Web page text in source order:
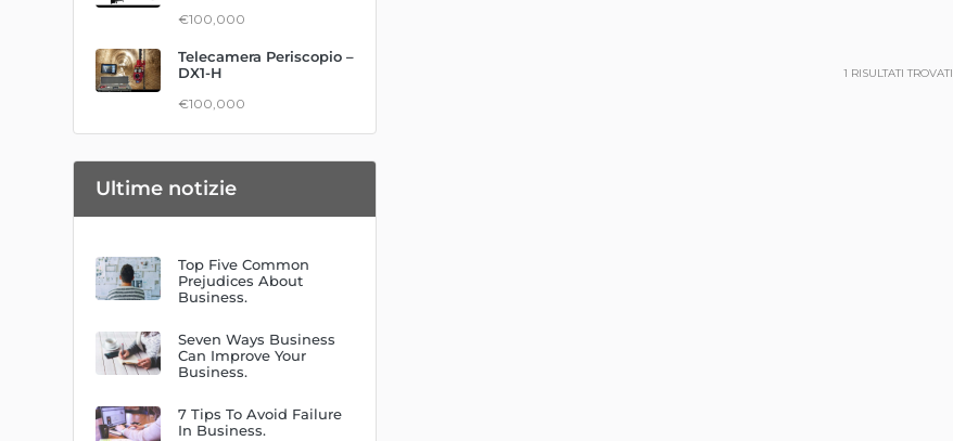
€100,000
Telecamera Periscopio –
DX1-H
€100,000
Ultime notizie
Top Five Common
Prejudices About
Business.
Seven Ways Business
Can Improve Your
Business.
7 Tips To Avoid Failure
In Business.
1 RISULTATI TROVATI